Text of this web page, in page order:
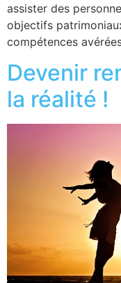
assister des
objectifs
compétences
Devenir
la réalité !